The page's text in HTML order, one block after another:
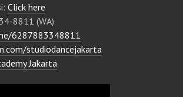
Click here
8811 (WA)
6287883348811
studiodancejakarta
Jakarta